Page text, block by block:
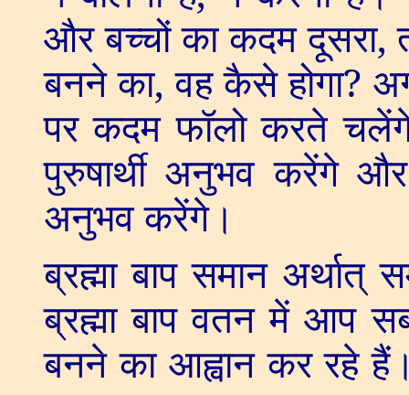
और बच्चों का कदम दूसरा,
बनने का,वह कैसे होगा?
पर कदम फॉलो करते
पुरुषार्थी अनुभव करेंगे
अनुभव करेंगे।
ब्रह्मा बाप समान अर्थात्
ब्रह्मा बाप वतन में आप
बनने का आह्वान कर रहे